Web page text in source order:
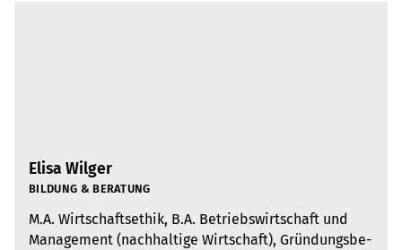
Elisa Wilger
BIL­DUNG & BERA­TUNG
M.A. Wirt­schafts­ethik, B.A. Betriebs­wirt­schaft und
Manage­ment (nach­hal­tige Wirt­schaft), Grün­dungs­be­